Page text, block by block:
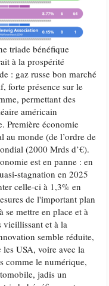
triade bénéfique
à la prospérité
: gaz russe bon marché
forte présence sur le
permettant des
américain
Première économie
au monde (de l’ordre de
(2000 Mrds d’€).
est en panne : en
stagnation en 2025
celle-ci à 1,3% en
de l'important plan
se mettre en place et à
vieillissant et à la
semble réduite,
USA, voire avec la
comme le numérique,
jadis un